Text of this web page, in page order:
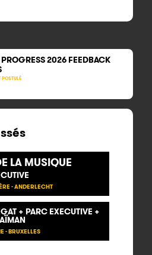
2026 FEEDBACK
POSTULÉ
LA MUSIQUE
- ANDERLECHT
+ PARC EXECUTIVE +
- BRUXELLES